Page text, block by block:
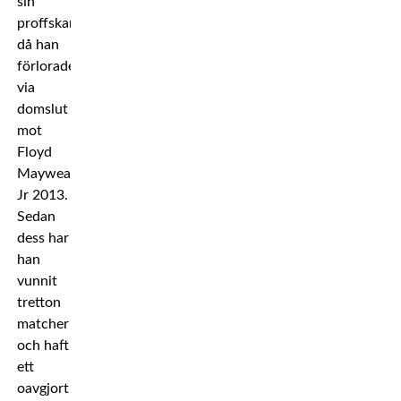
proffskarriär,
då han
förlorade
via
domslut
mot
Floyd
Mayweather
Jr 2013.
Sedan
dess har
han
vunnit
tretton
matcher
och haft
ett
oavgjort